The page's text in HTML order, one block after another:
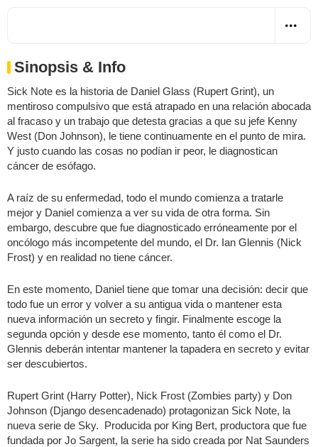
Sinopsis & Info
Sick Note es la historia de Daniel Glass (Rupert Grint), un
mentiroso compulsivo que está atrapado en una relación abocada
al fracaso y un trabajo que detesta gracias a que su jefe Kenny
West (Don Johnson), le tiene continuamente en el punto de mira.
Y justo cuando las cosas no podían ir peor, le diagnostican
cáncer de esófago.
A raíz de su enfermedad, todo el mundo comienza a tratarle
mejor y Daniel comienza a ver su vida de otra forma. Sin
embargo, descubre que fue diagnosticado erróneamente por el
oncólogo más incompetente del mundo, el Dr. Ian Glennis (Nick
Frost) y en realidad no tiene cáncer.
En este momento, Daniel tiene que tomar una decisión: decir que
todo fue un error y volver a su antigua vida o mantener esta
nueva información un secreto y fingir. Finalmente escoge la
segunda opción y desde ese momento, tanto él como el Dr.
Glennis deberán intentar mantener la tapadera en secreto y evitar
ser descubiertos.
Rupert Grint (Harry Potter), Nick Frost (Zombies party) y Don
Johnson (Django desencadenado) protagonizan Sick Note, la
nueva serie de Sky. Producida por King Bert, productora que fue
fundada por Jo Sargent, la serie ha sido creada por Nat Saunders